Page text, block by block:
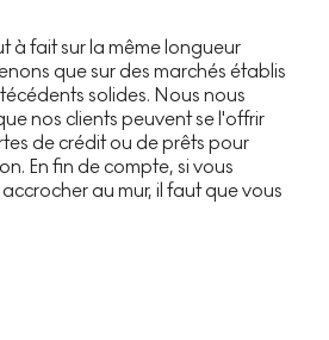
à fait sur la même longueur
que sur des marchés établis
solides. Nous nous
nos clients peuvent se l'offrir
de crédit ou de prêts pour
En fin de compte, si vous
au mur, il faut que vous